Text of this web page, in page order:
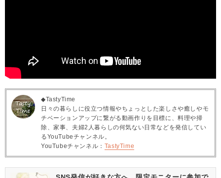
◆TastyTime
日々の暮らしに役立つ情報やちょっとした楽しさや癒しやモ
チベーションアップに繋がる動画作りを目標に、料理や掃
除、家事、夫婦2人暮らしの何気ない日常などを発信してい
るYouTubeチャンネル。
YouTubeチャンネル： TastyTime